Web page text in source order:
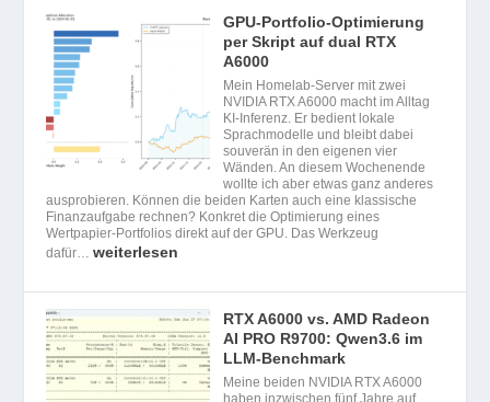
GPU-Portfolio-Optimierung
per Skript auf dual RTX
A6000
Mein Homelab-Server mit zwei
NVIDIA RTX A6000 macht im Alltag
KI-Inferenz. Er bedient lokale
Sprachmodelle und bleibt dabei
souverän in den eigenen vier
Wänden. An diesem Wochenende
wollte ich aber etwas ganz anderes
ausprobieren. Können die beiden Karten auch eine klassische
Finanzaufgabe rechnen? Konkret die Optimierung eines
Wertpapier-Portfolios direkt auf der GPU. Das Werkzeug
dafür…weiterlesen
RTX A6000 vs. AMD Radeon
AI PRO R9700: Qwen3.6 im
LLM-Benchmark
Meine beiden NVIDIA RTX A6000
haben inzwischen fünf Jahre auf